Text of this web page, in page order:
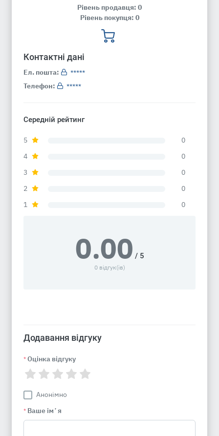
Рівень продавця: 0
Рівень покупця: 0
Контактні дані
Ел. пошта:
*****
Телефон:
*****
Середній рейтинг
5
0
4
0
3
0
2
0
1
0
0.00 / 5
0 відгук(ів)
Додавання відгуку
* Оцінка відгуку
Анонімно
* Ваше імʼя